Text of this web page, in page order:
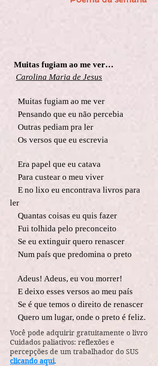
Muitas fugiam ao me ver…
Carolina Maria de Jesus
Muitas fugiam ao me ver
Pensando que eu não percebia
Outras pediam pra ler
Os versos que eu escrevia
Era papel que eu catava
Para custear o meu viver
E no lixo eu encontrava livros para
ler
Quantas coisas eu quis fazer
Fui tolhida pelo preconceito
Se eu extinguir quero renascer
Num país que predomina o preto
Adeus! Adeus, eu vou morrer!
E deixo esses versos ao meu país
Se é que temos o direito de renascer
Quero um lugar, onde o preto é feliz.
Você pode adquirir gratuitamente o livro
Cuidados paliativos: reflexões e
percepções de um trabalhador do SUS
clicando aqui.